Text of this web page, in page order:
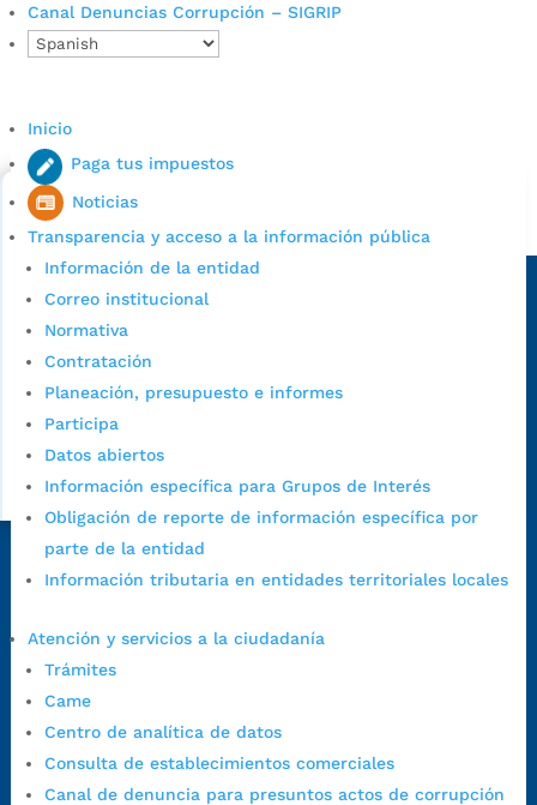
Canal Denuncias Corrupción – SIGRIP
Inicio
Paga tus impuestos
Noticias
Transparencia y acceso a la información pública
Información de la entidad
Correo institucional
Normativa
Contratación
Planeación, presupuesto e informes
Participa
Datos abiertos
Información específica para Grupos de Interés
Obligación de reporte de información específica por
parte de la entidad
Información tributaria en entidades territoriales locales
Atención y servicios a la ciudadanía
Trámites
Came
Centro de analítica de datos
Consulta de establecimientos comerciales
Canal de denuncia para presuntos actos de corrupción
Bucaramanga.
Alcaldía de Bucaramanga
Sede principal
Dirección Fase II:
Carrera 11 # 34-52, Bucaramanga, Santander,
Colombia
Horario de Atención:
Lunes a jueves de 7:00 a.m. a 12:00 m y de
1:00 p.m. a 5:30 p.m. / viernes jornada continua en el horario de
7:00 a.m. a 5:00 p.m., con 30 minutos de descanso al medio día.